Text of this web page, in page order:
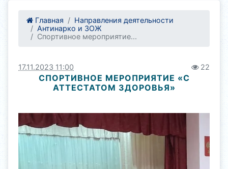
Главная
Направления деятельности
Антинарко и ЗОЖ
Спортивное мероприятие...
17.11.2023 11:00 22
СПОРТИВНОЕ МЕРОПРИЯТИЕ «С
АТТЕСТАТОМ ЗДОРОВЬЯ»